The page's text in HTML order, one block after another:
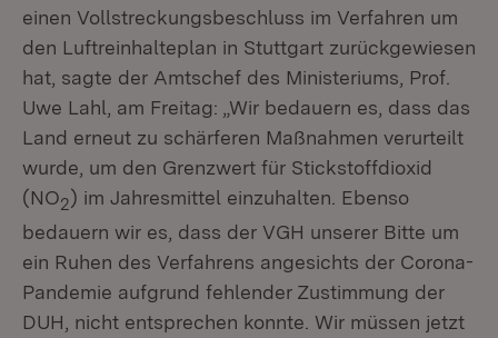
einen Vollstreckungsbeschluss im Verfahren um
den Luftreinhalteplan in Stuttgart zurückgewiesen
hat, sagte der Amtschef des Ministeriums, Prof.
Uwe Lahl, am Freitag: „Wir bedauern es, dass das
Land erneut zu schärferen Maßnahmen verurteilt
wurde, um den Grenzwert für Stickstoffdioxid
(NO2) im Jahresmittel einzuhalten. Ebenso
bedauern wir es, dass der VGH unserer Bitte um
ein Ruhen des Verfahrens angesichts der Corona-
Pandemie aufgrund fehlender Zustimmung der
DUH, nicht entsprechen konnte. Wir müssen jetzt